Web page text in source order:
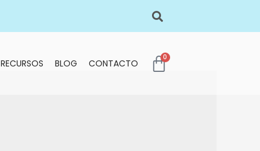
RECURSOS BLOG CONTACTO
0